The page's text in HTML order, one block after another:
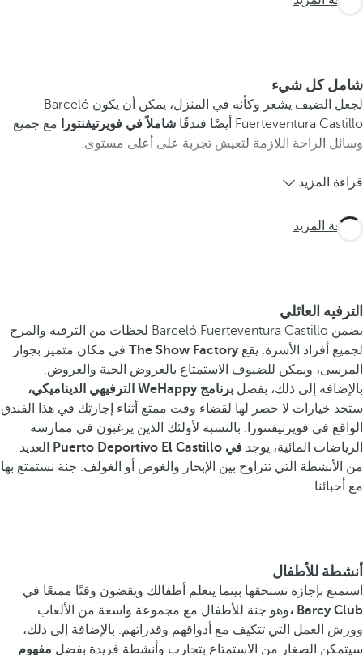
شامل كل شيء
لجعل الضيف يشعر وكأنه في المنزل، يمكن أن يكون Barceló
Fuerteventura Castillo أيضًا فندقًا
شاملاً في فويرتيفنتورا مع جميع
وسائل الراحة اللازمة لتعيش تجربة على أعلى مستوى.
قراءة المزيد
معرفة المزيد
الترفيه العائلي
يضمن Barceló Fuerteventura Castillo لحظات من الترفيه والمرح
لجميع أفراد الأسرة. يقع The Show Factory
في مكان متميز بجوار
المرسى، ويمكن للضيوف الاستمتاع بالعروض الحية والعروض.
بالإضافة إلى ذلك، بفضل برنامج WeHappy الترفيهي الديناميكي،
ستجد خيارات لا حصر لها لقضاء وقت ممتع أثناء إجازتك في هذا الفندق
الواقع في فويرتيفنتورا. بالنسبة لأولئك الذين يرغبون في ممارسة
الرياضات المائية، يوجد في Puerto Deportivo El Castillo
العديد
من الأنشطة التي تتراوح بين الإبحار والغوص أو الغولف. جنة نستمتع بها
مع أحبائنا.
أنشطة للأطفال
استمتع بإجازة تستحقها بينما يتعلم أطفالك ويقضون وقتًا ممتعًا في
Barcy Club ،
وهو جنة للأطفال مع مجموعة واسعة من الألعاب
وورش العمل التي تتكيف مع أذواقهم وقدراتهم. بالإضافة إلى ذلك،
سيتمكن الصغار من الاستمتاع بتجارب وأنشطة فريدة بفضل مفهوم